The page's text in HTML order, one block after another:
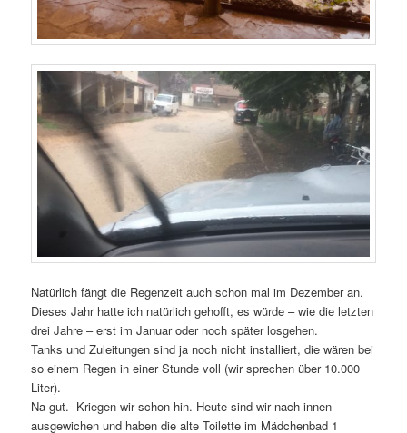
Natürlich fängt die Regenzeit auch schon mal im Dezember an.
Dieses Jahr hatte ich natürlich gehofft, es würde – wie die letzten
drei Jahre – erst im Januar oder noch später losgehen.
Tanks und Zuleitungen sind ja noch nicht installiert, die wären bei
so einem Regen in einer Stunde voll (wir sprechen über 10.000
Liter).
Na gut. Kriegen wir schon hin. Heute sind wir nach innen
ausgewichen und haben die alte Toilette im Mädchenbad 1